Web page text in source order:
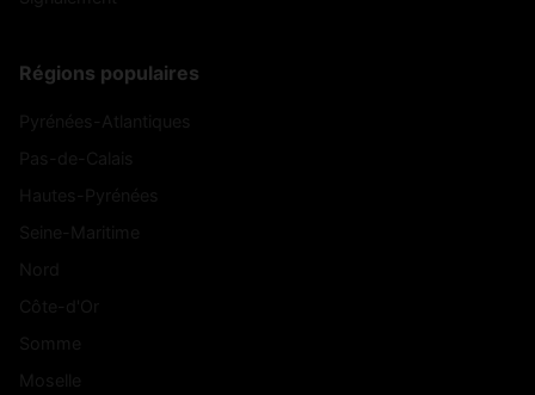
Régions populaires